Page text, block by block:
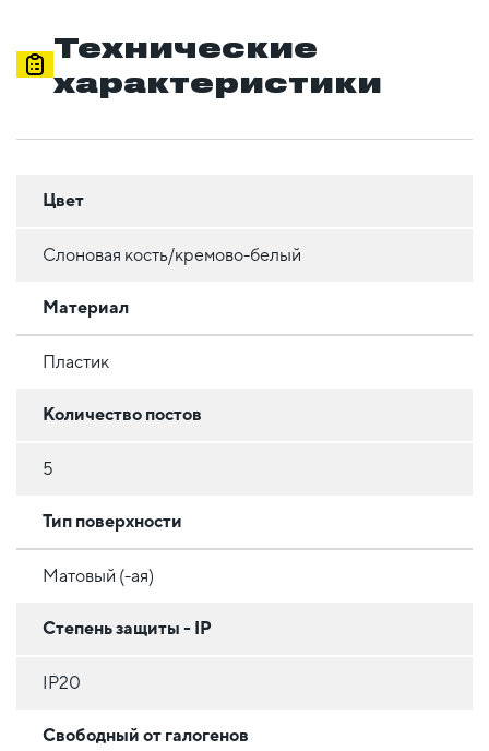
Технические
характеристики
Цвет
Слоновая кость/кремово-белый
Материал
Пластик
Количество постов
5
Тип поверхности
Матовый (-ая)
Степень защиты - IP
IP20
Свободный от галогенов